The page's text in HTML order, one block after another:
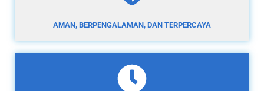
AMAN, BERPENGALAMAN, DAN TERPERCAYA